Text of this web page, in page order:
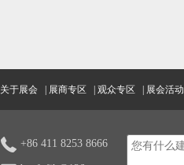
关于展会 展商专区 观众专区 展会活动
+86 411 8253 8666